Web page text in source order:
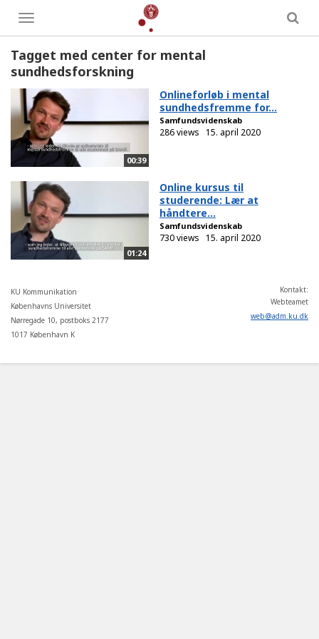
Toggle
menu
Tagget med center for mental
sundhedsforskning
00:39
Onlineforløb i mental
sundhedsfremme for...
Samfundsvidenskab
286 views 15. april 2020
01:24
Online kursus til
studerende: Lær at
håndtere...
Samfundsvidenskab
730 views 15. april 2020
KU Kommunikation
Københavns Universitet
Nørregade 10, postboks 2177
1017 København K
Kontakt:
Webteamet
web@adm.ku.dk